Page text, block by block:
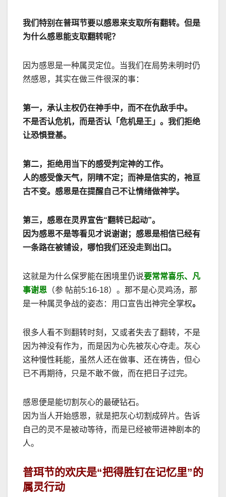
我们特别在普珥节要以感恩来支取所有翻转。但是
为什么感恩能支取翻转呢？
因为感恩是一种属灵定位。当我们在局势未明时仍
然感恩，其实在做三件很深的事：
第一，承认主权仍在神手中，而不在仇敌手中。
不是否认危机，而是否认「危机是王」。我们拒绝
让恐惧登基。
第二，拒绝用当下的感受判定神的工作。
人的感受像天气，阴晴不定；而神是信实的，祂亘
古不变。感恩是在提醒自己不让情绪做神学。
第三，感恩在灵界宣告“翻转已起动”。
因为感恩不是等看见才说谢谢；感恩是相信已经有
一条路在被铺设，哪怕我们还没走到出口。
这就是为什么保罗能在困境里仍说要常常喜乐、凡
事谢恩 （参 帖前5:16-18）。那不是心灵鸡汤，那
是一种属灵争战的姿态：用口宣告出神完全掌权。
很多人看不到翻转时刻，又或者失去了翻转，不是
因为神没有作为，而是因为心先被灰心夺走。灰心
这种慢性耗能，虽然人还在做事、还在祷告，但心
已不再期待，只是不敢不做，而在把日子过完。
感恩便是能切割灰心的最硬钻石。
因为当人开始感恩，就是把灰心切割成碎片。告诉
自己的灵不是被动等待，而是已经被带进神剧本的
人。
普珥节的欢庆是“把得胜钉在记忆里”的
属灵行动